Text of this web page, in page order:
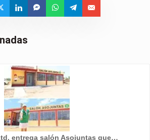
entrega salón Asojuntas que…